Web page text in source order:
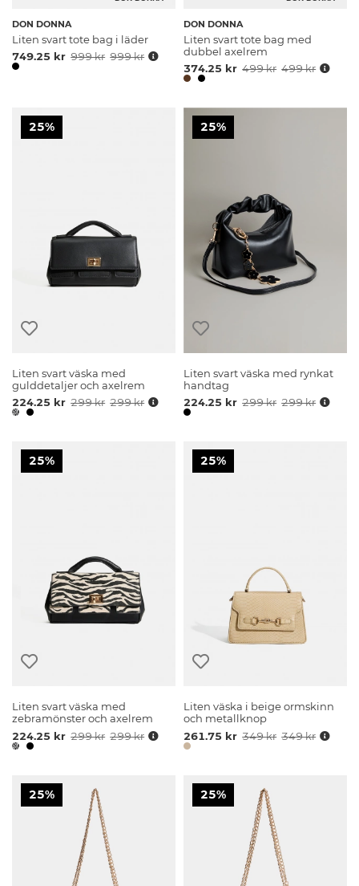
DON DONNA
Liten svart tote bag i läder
749.25 kr 999 kr 999 kr
DON DONNA
Liten svart tote bag med
dubbel axelrem
374.25 kr 499 kr 499 kr
25%
Liten svart väska med
gulddetaljer och axelrem
224.25 kr 299 kr 299 kr
25%
Liten svart väska med rynkat
handtag
224.25 kr 299 kr 299 kr
25%
Liten svart väska med
zebramönster och axelrem
224.25 kr 299 kr 299 kr
25%
Liten väska i beige ormskinn
och metallknop
261.75 kr 349 kr 349 kr
25% 25%